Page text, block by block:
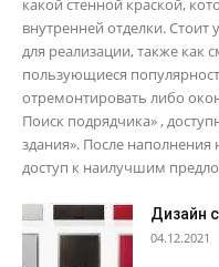
какой стенной краской,
внутренней отделки. Стоит
для реализации, также как
пользующиеся
отремонтировать либо
Поиск подрядчика» ,
здания». После
доступ к наилучшим
Дизайн
04.12.2021